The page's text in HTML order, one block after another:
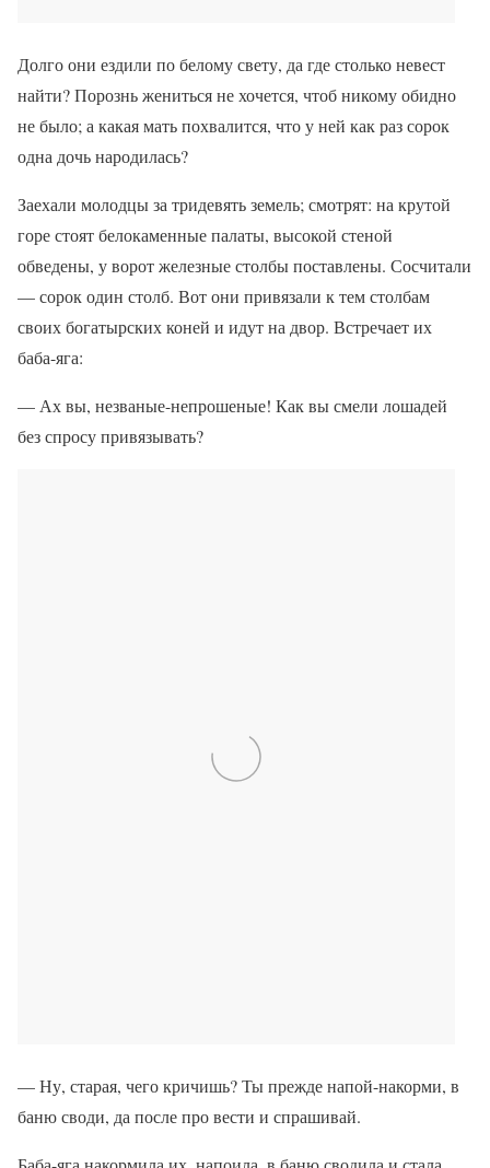
Долго они ездили по белому свету, да где столько невест
найти? Порознь жениться не хочется, чтоб никому обидно
не было; а какая мать похвалится, что у ней как раз сорок
одна дочь народилась?
Заехали молодцы за тридевять земель; смотрят: на крутой
горе стоят белокаменные палаты, высокой стеной
обведены, у ворот железные столбы поставлены. Сосчитали
— сорок один столб. Вот они привязали к тем столбам
своих богатырских коней и идут на двор. Встречает их
баба-яга:
— Ах вы, незваные-непрошеные! Как вы смели лошадей
без спросу привязывать?
— Ну, старая, чего кричишь? Ты прежде напой-накорми, в
баню своди, да после про вести и спрашивай.